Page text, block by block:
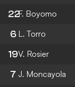
22F. Boyomo
6 L. Torro
19V. Rosier
7 J. Moncayola